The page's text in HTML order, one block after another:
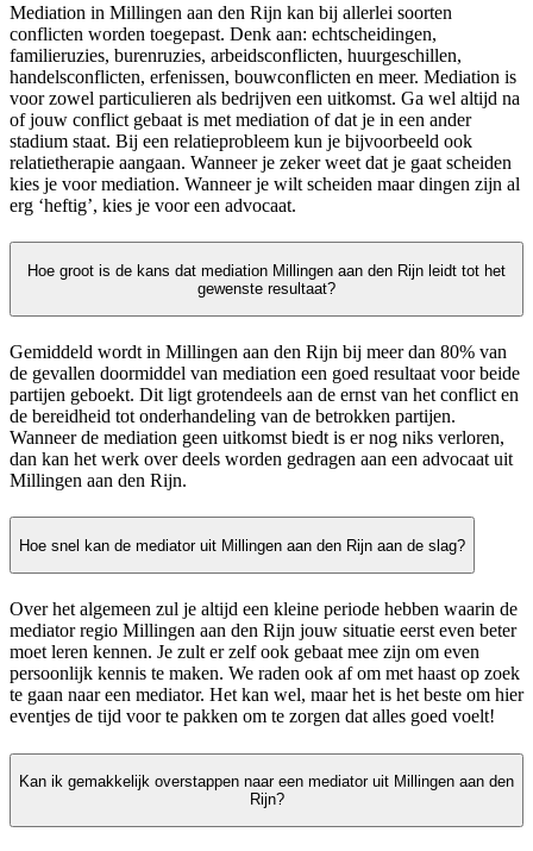
Mediation in Millingen aan den Rijn kan bij allerlei soorten
conflicten worden toegepast. Denk aan: echtscheidingen,
familieruzies, burenruzies, arbeidsconflicten, huurgeschillen,
handelsconflicten, erfenissen, bouwconflicten en meer. Mediation is
voor zowel particulieren als bedrijven een uitkomst. Ga wel altijd na
of jouw conflict gebaat is met mediation of dat je in een ander
stadium staat. Bij een relatieprobleem kun je bijvoorbeeld ook
relatietherapie aangaan. Wanneer je zeker weet dat je gaat scheiden
kies je voor mediation. Wanneer je wilt scheiden maar dingen zijn al
erg ‘heftig’, kies je voor een advocaat.
Hoe groot is de kans dat mediation Millingen aan den Rijn leidt tot het
gewenste resultaat?
Gemiddeld wordt in Millingen aan den Rijn bij meer dan 80% van
de gevallen doormiddel van mediation een goed resultaat voor beide
partijen geboekt. Dit ligt grotendeels aan de ernst van het conflict en
de bereidheid tot onderhandeling van de betrokken partijen.
Wanneer de mediation geen uitkomst biedt is er nog niks verloren,
dan kan het werk over deels worden gedragen aan een advocaat uit
Millingen aan den Rijn.
Hoe snel kan de mediator uit Millingen aan den Rijn aan de slag?
Over het algemeen zul je altijd een kleine periode hebben waarin de
mediator regio Millingen aan den Rijn jouw situatie eerst even beter
moet leren kennen. Je zult er zelf ook gebaat mee zijn om even
persoonlijk kennis te maken. We raden ook af om met haast op zoek
te gaan naar een mediator. Het kan wel, maar het is het beste om hier
eventjes de tijd voor te pakken om te zorgen dat alles goed voelt!
Kan ik gemakkelijk overstappen naar een mediator uit Millingen aan den
Rijn?